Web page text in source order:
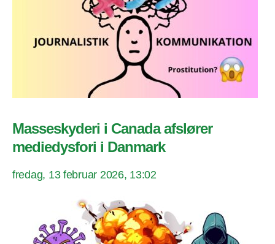
Masseskyderi i Canada afslører
mediedysfori i Danmark
fredag, 13 februar 2026, 13:02